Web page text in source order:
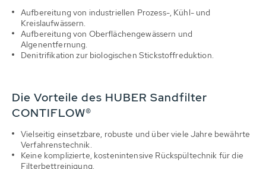
Aufbereitung von industriellen Prozess-, Kühl- und
Kreislaufwässern.
Aufbereitung von Oberflächengewässern und
Algenentfernung.
Denitrifikation zur biologischen Stickstoffreduktion.
Die Vorteile des HUBER Sandfilter
CONTIFLOW®
Vielseitig einsetzbare, robuste und über viele Jahre bewährte
Verfahrenstechnik.
Keine komplizierte, kostenintensive Rückspültechnik für die
Filterbettreinigung.